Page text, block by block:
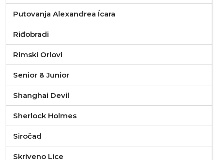
Putovanja Alexandrea Ícara
Riđobradi
Rimski Orlovi
Senior & Junior
Shanghai Devil
Sherlock Holmes
Siročad
Skriveno Lice